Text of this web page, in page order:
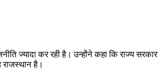
ज्यादा कर रही है। उन्होंने कहा कि राज्य सरकार
है।